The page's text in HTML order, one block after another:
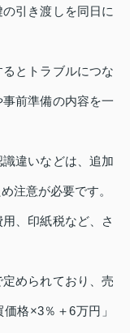
引き渡しを同日に
とトラブルにつな
前準備の内容を一
違いなどは、追加
注意が必要です。
、印紙税など、さ
められており、売
格×3％＋6万円」